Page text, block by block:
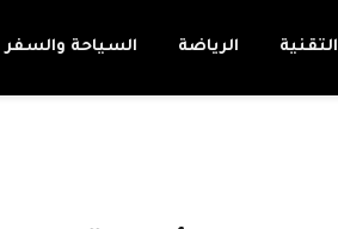
التقنية الرياضة السياحة والسفر